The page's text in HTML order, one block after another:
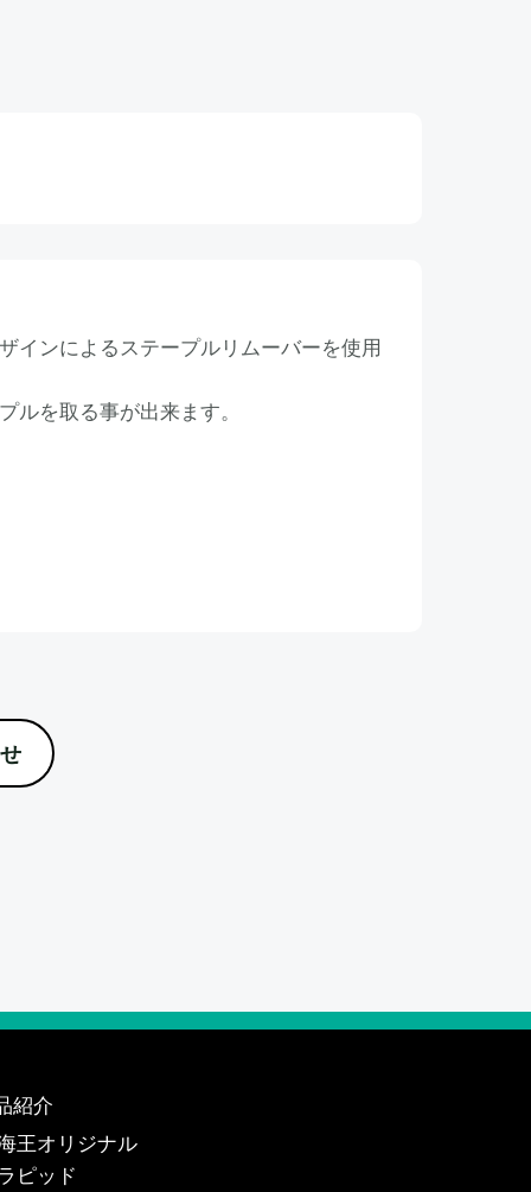
インによるステープルリムーバーを使用
ルを取る事が出来ます。
紹介
王オリジナル
ピッド